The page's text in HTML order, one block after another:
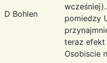
D Bohlen
pomiedzy
teraz efekt
Osobiscie